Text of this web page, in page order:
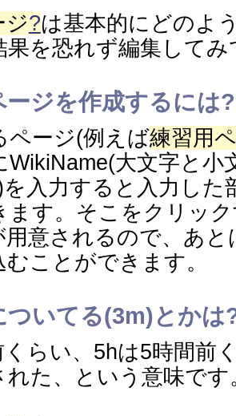
ジ?は基本的にどのよ
果を恐れず編集して
ージを作成するには?
ページ(例えば練習用
WikiName(大文字と小
入力すると入力した
ます。そこをクリッ
用意されるので、あ
ことができます。
ついてる(3m)とかは
らい、5hは5時間前
れた、という意味です